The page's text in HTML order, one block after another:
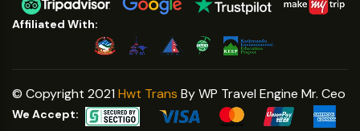
Affiliated With:
© Copyright 2021 Hwt Trans By WP Travel Engine Mr. Ceo
We Accept: